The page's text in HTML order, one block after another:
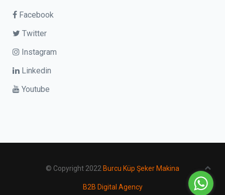
Facebook
Twitter
Instagram
Linkedin
Youtube
© Copyright 2022 Burcu Küp Şeker Makina
B2B Digital Agency